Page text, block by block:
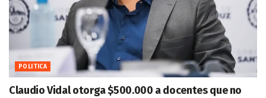
POLITICA
Claudio Vidal otorga $500.000 a docentes que no